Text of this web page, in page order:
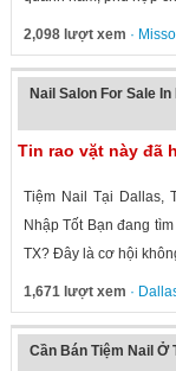
2,098 lượt xem ·
Nail Salon For Sale In
Tin rao vặt này đã
Tiệm Nail Tại Dallas,
Nhập Tốt Bạn đang
TX? Đây là cơ hội
1,671 lượt xem ·
Cần Bán Tiệm Nail Ở